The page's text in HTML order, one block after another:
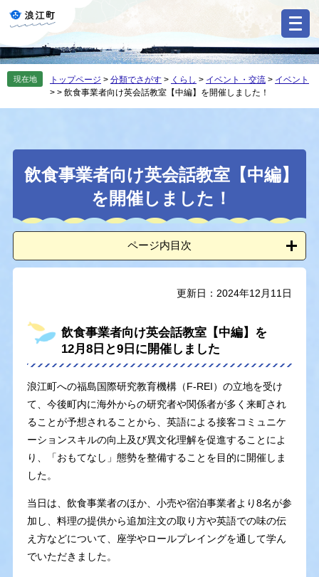
の
先
す
ー
を
し
現在地 トップページ > 分類でさがす > くらし > イベント・交流 > イベント
> > 飲食事業者向け英会話教室【中編】を開催しました！
本
飲食事業者向け英会話教室【中編】
を開催しました！
ページ内目次
更新日：2024年12月11日
飲食事業者向け英会話教室【中編】を
12月8日と9日に開催しました
浪江町への福島国際研究教育機構（F-REI）の立地を受け
て、今後町内に海外からの研究者や関係者が多く来町され
ることが予想されることから、英語による接客コミュニケ
ーションスキルの向上及び異文化理解を促進することによ
り、「おもてなし」態勢を整備することを目的に開催しま
した。
当日は、飲食事業者のほか、小売や宿泊事業者より8名が参
加し、料理の提供から追加注文の取り方や英語での味の伝
え方などについて、座学やロールプレイングを通して学ん
でいただきました。